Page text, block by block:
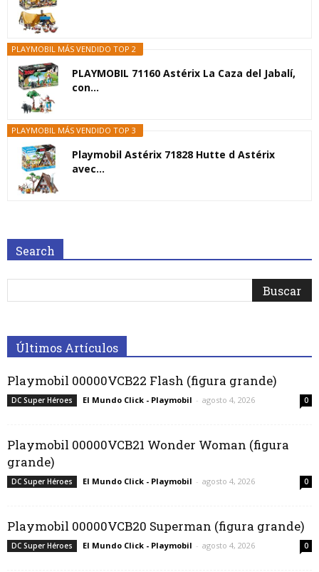
PLAYMOBIL MÁS VENDIDO TOP 2
PLAYMOBIL 71160 Astérix La Caza del Jabalí,
con...
PLAYMOBIL MÁS VENDIDO TOP 3
Playmobil Astérix 71828 Hutte d Astérix
avec...
Search
Últimos Artículos
Playmobil 00000VCB22 Flash (figura grande)
DC Super Héroes El Mundo Click - Playmobil - agosto 4, 2026 0
Playmobil 00000VCB21 Wonder Woman (figura
grande)
DC Super Héroes El Mundo Click - Playmobil - agosto 4, 2026 0
Playmobil 00000VCB20 Superman (figura grande)
DC Super Héroes El Mundo Click - Playmobil - agosto 4, 2026 0